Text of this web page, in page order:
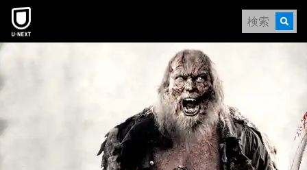
本文へスキップ